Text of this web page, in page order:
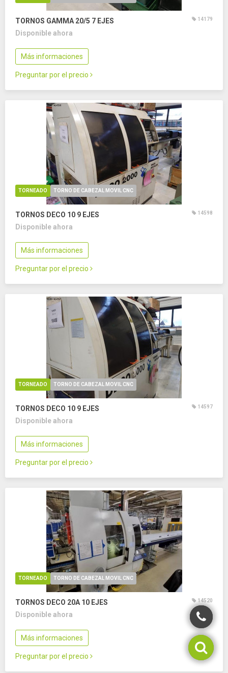
TORNOS GAMMA 20/5 7 EJES 14179
Disponible ahora
Más informaciones
Preguntar por el precio
TORNEADO TORNO DE CABEZAL MOVIL CNC
TORNOS DECO 10 9 EJES 14598
Disponible ahora
Más informaciones
Preguntar por el precio
TORNEADO TORNO DE CABEZAL MOVIL CNC
TORNOS DECO 10 9 EJES 14597
Disponible ahora
Más informaciones
Preguntar por el precio
TORNEADO TORNO DE CABEZAL MOVIL CNC
TORNOS DECO 20A 10 EJES 14520
Disponible ahora
Más informaciones
Preguntar por el precio